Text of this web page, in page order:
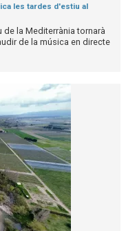
les tardes d'estiu al
la Mediterrània tornarà
de la música en directe